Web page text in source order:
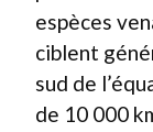
espèces
ciblent
sud de
de 10 000